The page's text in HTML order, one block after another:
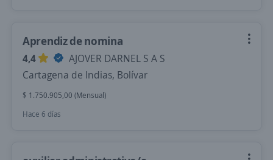
Aprendiz de nomina
4,4
AJOVER DARNEL S A S
Cartagena de Indias, Bolívar
$ 1.750.905,00 (Mensual)
Hace 6 días